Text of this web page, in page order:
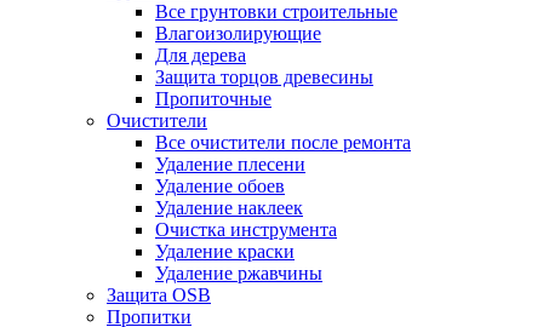
Все грунтовки строительные
Влагоизолирующие
Для дерева
Защита торцов древесины
Пропиточные
Очистители
Все очистители после ремонта
Удаление плесени
Удаление обоев
Удаление наклеек
Очистка инструмента
Удаление краски
Удаление ржавчины
Защита OSB
Пропитки